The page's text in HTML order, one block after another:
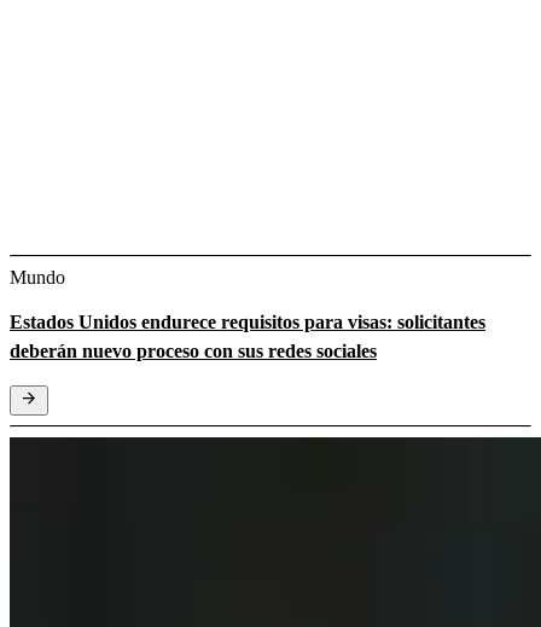
Mundo
Estados Unidos endurece requisitos para visas: solicitantes
deberán nuevo proceso con sus redes sociales